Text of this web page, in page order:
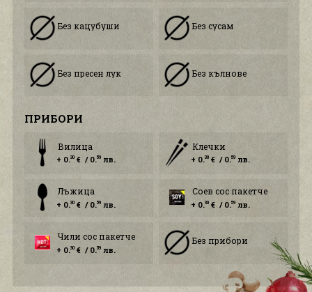
Без кацубуши Без сусам
Без пресен лук Без кълнове
ПРИБОРИ
Вилица
+ 0.30€ / 0.59лв.
Клечки
+ 0.30€ / 0.59лв.
Лъжица
+ 0.30€ / 0.59лв.
Соев сос пакетче
+ 0.30€ / 0.59лв.
Чили сос пакетче
+ 0.30€ / 0.59лв.
Без прибори